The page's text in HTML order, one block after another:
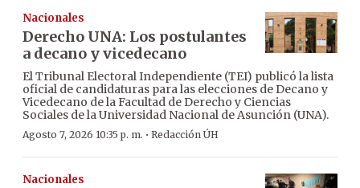
Nacionales
Derecho UNA: Los postulantes
a decano y vicedecano
El Tribunal Electoral Independiente (TEI) publicó la lista
oficial de candidaturas para las elecciones de Decano y
Vicedecano de la Facultad de Derecho y Ciencias
Sociales de la Universidad Nacional de Asunción (UNA).
Agosto 7, 2026 10:35 p. m. · Redacción ÚH
Nacionales